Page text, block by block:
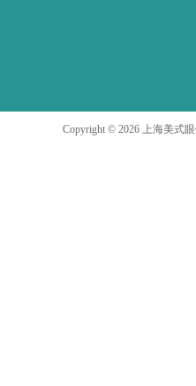
Copyright © 2026 上海美式